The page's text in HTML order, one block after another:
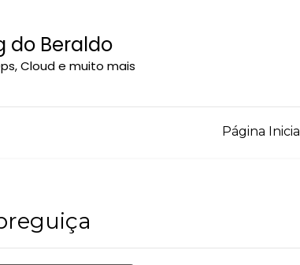
do Beraldo
Cloud e muito mais
Página Inicial